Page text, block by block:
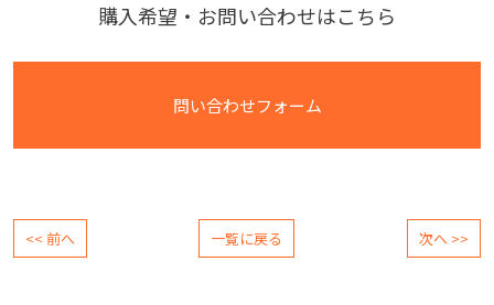
購入希望・お問い合わせはこちら
問い合わせフォーム
<< 前へ 一覧に戻る 次へ >>